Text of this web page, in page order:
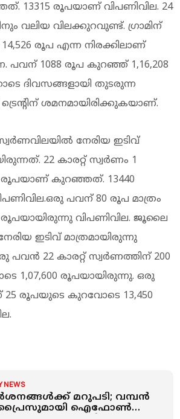
13315 രൂപയാണ് വിപണിവില. 24
വലിയ വിലക്കുറവുണ്ട്. ഗ്രാമിന്
രൂപ എന്ന നിരക്കിലാണ്
പവന് 1088 രൂപ കുറഞ്ഞ് 1,16,208
ദിവസങ്ങളായി തുടരുന്ന
ട്രെന്റിന് ശമനമായിരിക്കുകയാണ്.
നേരിയ ഇടിവ്
22 കാരറ്റ് സ്വർണം 1
രൂപയാണ് കുറഞ്ഞത്. 13440
പവന് 80 രൂപ മാത്രം
രൂപയായിരുന്നു വിപണിവില. ജൂലൈ
ഇടിവ് മാത്രമായിരുന്നു
പവന്‍ 22 കാരറ്റ് സ്വർണത്തിന് 200
1,07,600 രൂപയായിരുന്നു. ഒരു
25 രൂപയുടെ കുറവോടെ 13,450
NEWS
മറുപടി; വമ്പൻ
ഐഫോൺ